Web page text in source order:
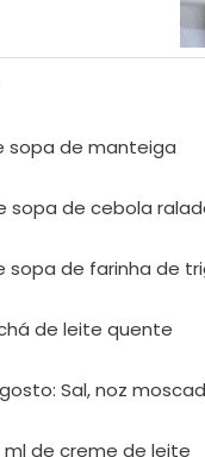
sopa de manteiga
sopa de cebola
sopa de farinha de
de leite quente
Sal, noz
ml de creme de leite